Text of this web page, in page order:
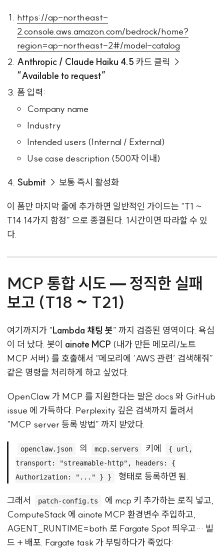
https://ap-northeast-
2.console.aws.amazon.com/bedrock/home?
region=ap-northeast-2#/model-catalog
Anthropic / Claude Haiku 4.5 카드 클릭 →
“Available to request”
폼 입력:
Company name
Industry
Intended users (Internal / External)
Use case description (500자 이내)
Submit → 보통 즉시 활성화
이 폼만 마지막 줄에 추가하면 일반적인 가이드는 “T1 ~
T14 14가지 함정” 으로 종결된다. 1시간이면 따라할 수 있
다.
MCP 통합 시도 — 정직한 실패
보고 (T18 ~ T21)
여기까지가 “Lambda 채팅 봇” 까지 검증된 영역이다. 욕심
이 더 났다. 봇이 ainote MCP (내가 만든 메모리/노트
MCP 서버) 를 호출해서 “메모리에 ‘AWS 관련’ 검색해줘”
같은 명령을 처리하게 하고 싶었다.
OpenClaw 가 MCP 를 지원한다는 말은 docs 와 GitHub
issue 에 가득하다. Perplexity 깊은 검색까지 돌려서
“MCP server 등록 방법” 까지 받았다.
openclaw.json 의 mcp.servers 키에
{ url,
transport: "streamable-http", headers: {
Authorization: "..." } }
형태로 등록하면 됨.
그래서 patch-config.ts
에 mcp 키 추가하는 로직 넣고,
ComputeStack 에 ainote MCP 환경변수 주입하고,
AGENT_RUNTIME=both 로 Fargate Spot 띄우고… 빌
드 + 배포. Fargate task 가 부팅하다가 죽었다: